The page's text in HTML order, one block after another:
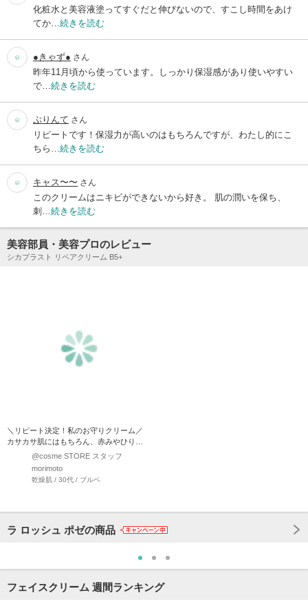
化粧水と美容液塗ってすぐだと伸びないので、すこし時間をあけ
てか… 続きを読む
●きゃず● さん
昨年11月頃から使っています。しっかり保湿感があり使いやすい
で… 続きを読む
ぷりんて さん
リピートです！保湿力が高いのはもちろんですが、わたし的にこ
ちら… 続きを読む
キャス〜〜 さん
このクリームはニキビができないから好き。 肌の潤いを保ち、
刺… 続きを読む
美容部員・美容プロのレビュー
シカプラスト リペアクリーム B5+
＼リピート決定！私のお守りクリーム／
カサカサ肌にはもちろん、赤みやひりつ
きなど肌が不安定な時の…
@cosme STORE スタッフ
morimoto
乾燥肌 / 30代 / ブルベ
ラ ロッシュ ポゼの商品
フェイスクリーム 週間ランキング